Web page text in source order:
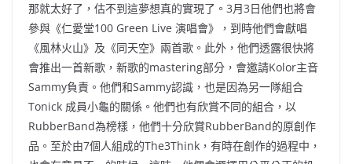
那就太好了，估不到這夢想真的實現了。3月3日他們也將會
參與《仁愛堂100 Green Live 演唱會》，到時他們會獻唱
《風林火山》及《同天空》兩首歌。此外，他們透露很快將
會推出一首新歌，新歌的mastering部分，會邀請Kolor主音
Sammy負責。他們和Sammy認識，也是因為另一隊組合
Tonick 成員小龜的關係。他們也有欣賞不同的組合，以
RubberBand為榜樣，他們十分欣賞RubberBand的原創作
品。至於由7個人組成的The3Think，有時在創作的過程中，